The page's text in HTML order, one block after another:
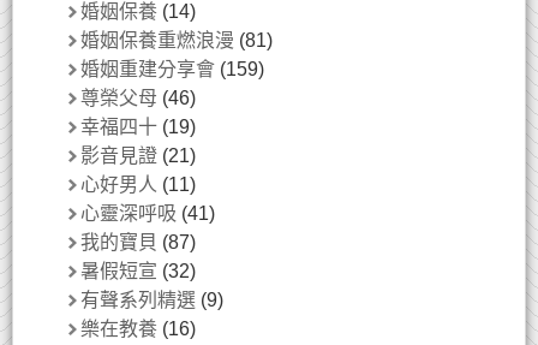
婚姻保養 (14)
婚姻保養重燃浪漫 (81)
婚姻重建分享會 (159)
尊榮父母 (46)
幸福四十 (19)
影音見證 (21)
心好男人 (11)
心靈深呼吸 (41)
我的寶貝 (87)
暑假短宣 (32)
有聲系列精選 (9)
樂在教養 (16)